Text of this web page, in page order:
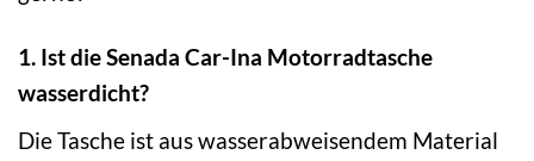
1. Ist die Senada Car-Ina Motorradtasche
wasserdicht?
Die Tasche ist aus wasserabweisendem Material